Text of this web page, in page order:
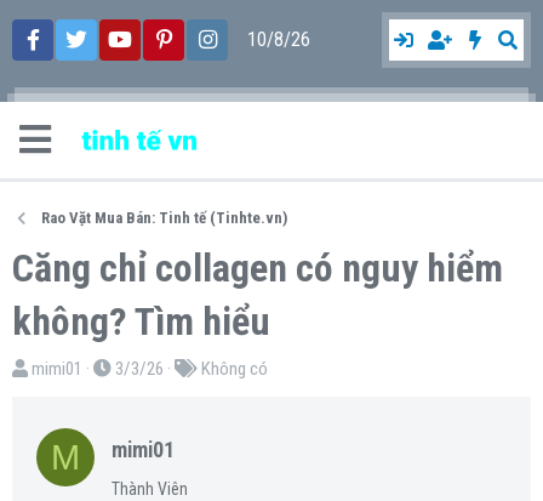
10/8/26
Rao Vặt Mua Bán: Tinh tế (Tinhte.vn)
Căng chỉ collagen có nguy hiểm
không? Tìm hiểu
T
e
mimi01
N
y
g
3/3/26
T
Không có
M mimi01
Thành Viên